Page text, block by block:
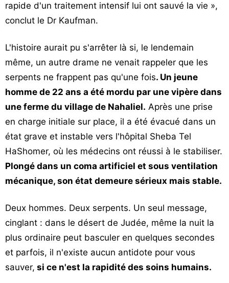
rapide d'un traitement intensif lui ont sauvé la vie »,
conclut le Dr Kaufman.
L'histoire aurait pu s'arrêter là si, le lendemain
même, un autre drame ne venait rappeler que les
serpents ne frappent pas qu'une fois. Un jeune
homme de 22 ans a été mordu par une vipère dans
une ferme du village de Nahaliel. Après une prise
en charge initiale sur place, il a été évacué dans un
état grave et instable vers l'hôpital Sheba Tel
HaShomer, où les médecins ont réussi à le stabiliser.
Plongé dans un coma artificiel et sous ventilation
mécanique, son état demeure sérieux mais stable.
Deux hommes. Deux serpents. Un seul message,
cinglant : dans le désert de Judée, même la nuit la
plus ordinaire peut basculer en quelques secondes
et parfois, il n'existe aucun antidote pour vous
sauver, si ce n'est la rapidité des soins humains.